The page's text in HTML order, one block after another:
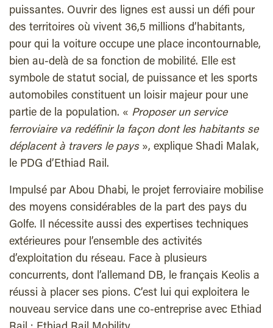
puissantes. Ouvrir des lignes est aussi un défi pour
des territoires où vivent 36,5 millions d’habitants,
pour qui la voiture occupe une place incontournable,
bien au-delà de sa fonction de mobilité. Elle est
symbole de statut social, de puissance et les sports
automobiles constituent un loisir majeur pour une
partie de la population. « Proposer un service
ferroviaire va redéfinir la façon dont les habitants se
déplacent à travers le pays », explique Shadi Malak,
le PDG d’Ethiad Rail.
Impulsé par Abou Dhabi, le projet ferroviaire mobilise
des moyens considérables de la part des pays du
Golfe. Il nécessite aussi des expertises techniques
extérieures pour l’ensemble des activités
d’exploitation du réseau. Face à plusieurs
concurrents, dont l’allemand DB, le français Keolis a
réussi à placer ses pions. C’est lui qui exploitera le
nouveau service dans une co-entreprise avec Ethiad